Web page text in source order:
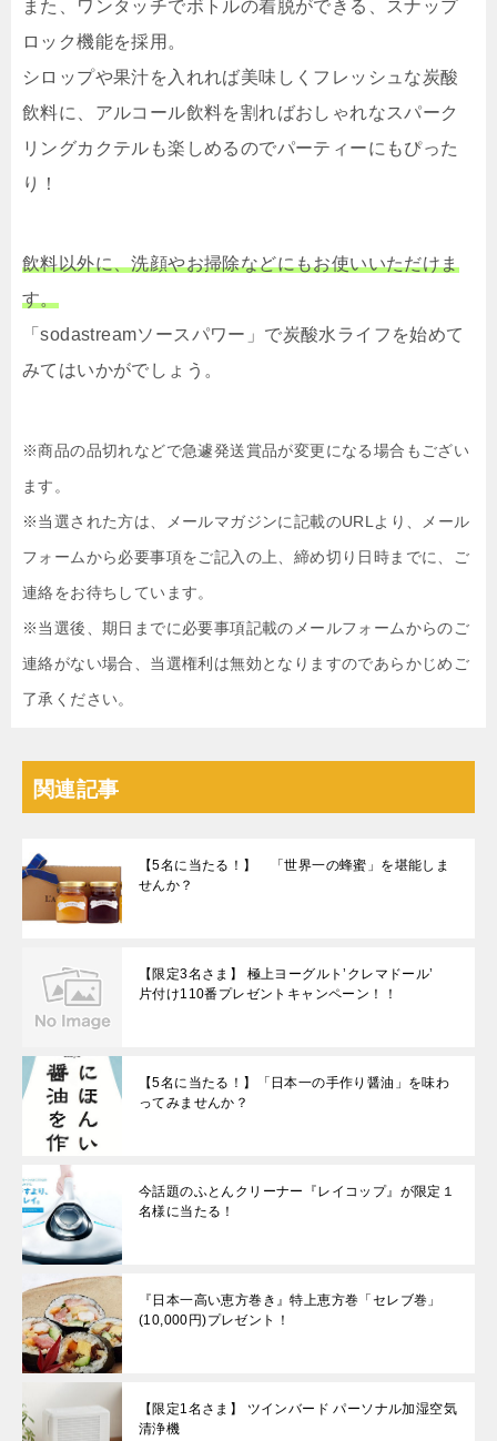
また、ワンタッチでボトルの着脱ができる、スナップ
ロック機能を採用。
シロップや果汁を入れれば美味しくフレッシュな炭酸
飲料に、アルコール飲料を割ればおしゃれなスパーク
リングカクテルも楽しめるのでパーティーにもぴった
り！
飲料以外に、洗顔やお掃除などにもお使いいただけま
す。
「sodastreamソースパワー」で炭酸水ライフを始めて
みてはいかがでしょう。
※商品の品切れなどで急遽発送賞品が変更になる場合もござい
ます。
※当選された方は、メールマガジンに記載のURLより、メール
フォームから必要事項をご記入の上、締め切り日時までに、ご
連絡をお待ちしています。
※当選後、期日までに必要事項記載のメールフォームからのご
連絡がない場合、当選権利は無効となりますのであらかじめご
了承ください。
関連記事
【5名に当たる！】 「世界一の蜂蜜」を堪能しま
せんか？
【限定3名さま】 極上ヨーグルト’クレマドール’
片付け110番プレゼントキャンペーン！！
【5名に当たる！】「日本一の手作り醤油」を味わ
ってみませんか？
今話題のふとんクリーナー『レイコップ』が限定１
名様に当たる！
『日本一高い恵方巻き』特上恵方巻「セレブ巻」
(10,000円)プレゼント！
【限定1名さま】 ツインバード パーソナル加湿空気
清浄機